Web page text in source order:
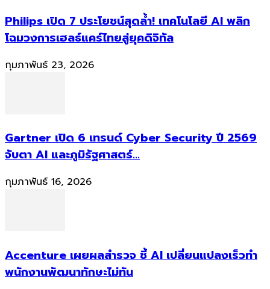
Philips เปิด 7 ประโยชน์สุดล้ำ! เทคโนโลยี AI พลิก
โฉมวงการเฮลธ์แคร์ไทยสู่ยุคดิจิทัล
กุมภาพันธ์ 23, 2026
Gartner เปิด 6 เทรนด์ Cyber Security ปี 2569
จับตา AI และภูมิรัฐศาสตร์...
กุมภาพันธ์ 16, 2026
Accenture เผยผลสำรวจ ชี้ AI เปลี่ยนแปลงเร็วทำ
พนักงานพัฒนาทักษะไม่ทัน